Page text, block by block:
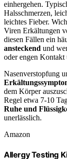
einhergehen.
Halsschmerzen,
leichtes Fieber.
Viren Erkältungen
diesen Fällen ein
ansteckend und
oder engen Kontakt
Nasenverstopfung
dem Körper
Regel etwa 7-10
Ruhe und
unerlässlich.
Amazon
Allergy Testing